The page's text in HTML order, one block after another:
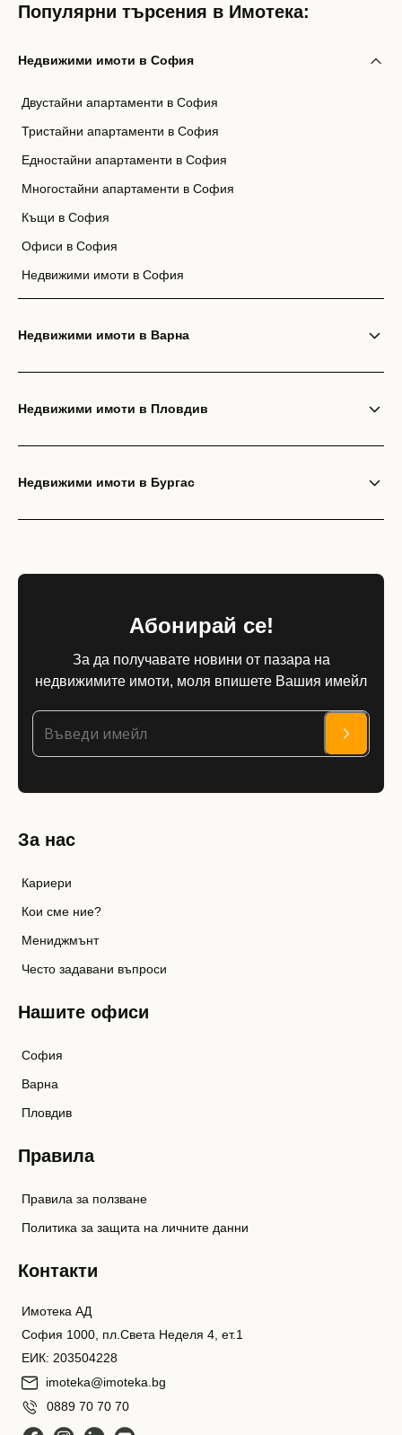
Популярни търсения в Имотека:
Недвижими имоти в София
Двустайни апартаменти в София
Тристайни апартаменти в София
Едностайни апартаменти в София
Многостайни апартаменти в София
Къщи в София
Офиси в София
Недвижими имоти в София
Недвижими имоти в Варна
Недвижими имоти в Пловдив
Недвижими имоти в Бургас
Абонирай се!
За да получавате новини от пазара на
недвижимите имоти, моля впишете Вашия имейл
За нас
Кариери
Кои сме ние?
Мениджмънт
Често задавани въпроси
Нашите офиси
София
Варна
Пловдив
Правила
Правила за ползване
Политика за защита на личните данни
Контакти
Имотека АД
София 1000, пл.Света Неделя 4, ет.1
ЕИК: 203504228
imoteka@imoteka.bg
0889 70 70 70